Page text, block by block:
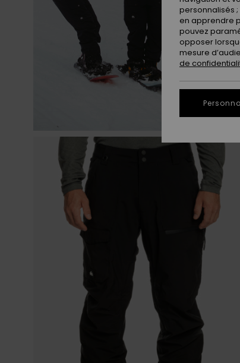
personnalisés
en apprendre
pouvez
opposer
mesure
de